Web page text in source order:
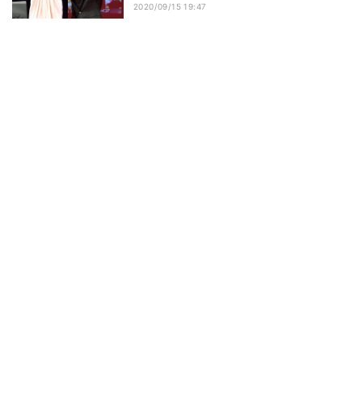
2020/09/15 19:47